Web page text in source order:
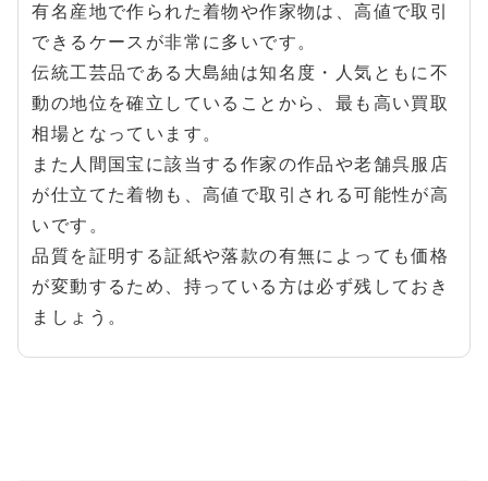
有名産地で作られた着物や作家物は、高値で取引
できるケースが非常に多いです。
伝統工芸品である大島紬は知名度・人気ともに不
動の地位を確立していることから、最も高い買取
相場となっています。
また人間国宝に該当する作家の作品や老舗呉服店
が仕立てた着物も、高値で取引される可能性が高
いです。
品質を証明する証紙や落款の有無によっても価格
が変動するため、持っている方は必ず残しておき
ましょう。